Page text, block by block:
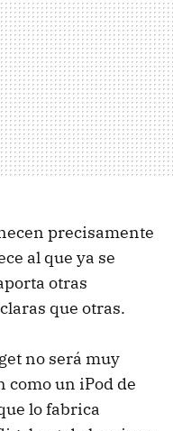
precisamente
al que ya se
otras
que otras.
no será muy
como un iPod de
lo fabrica